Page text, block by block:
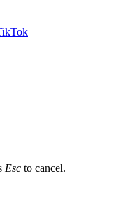
Esc to cancel.